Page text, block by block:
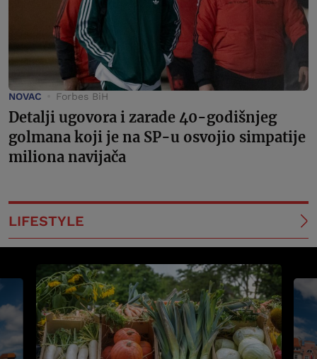
NOVAC Forbes BiH
Detalji ugovora i zarade 40-godišnjeg
golmana koji je na SP-u osvojio simpatije
miliona navijača
LIFESTYLE